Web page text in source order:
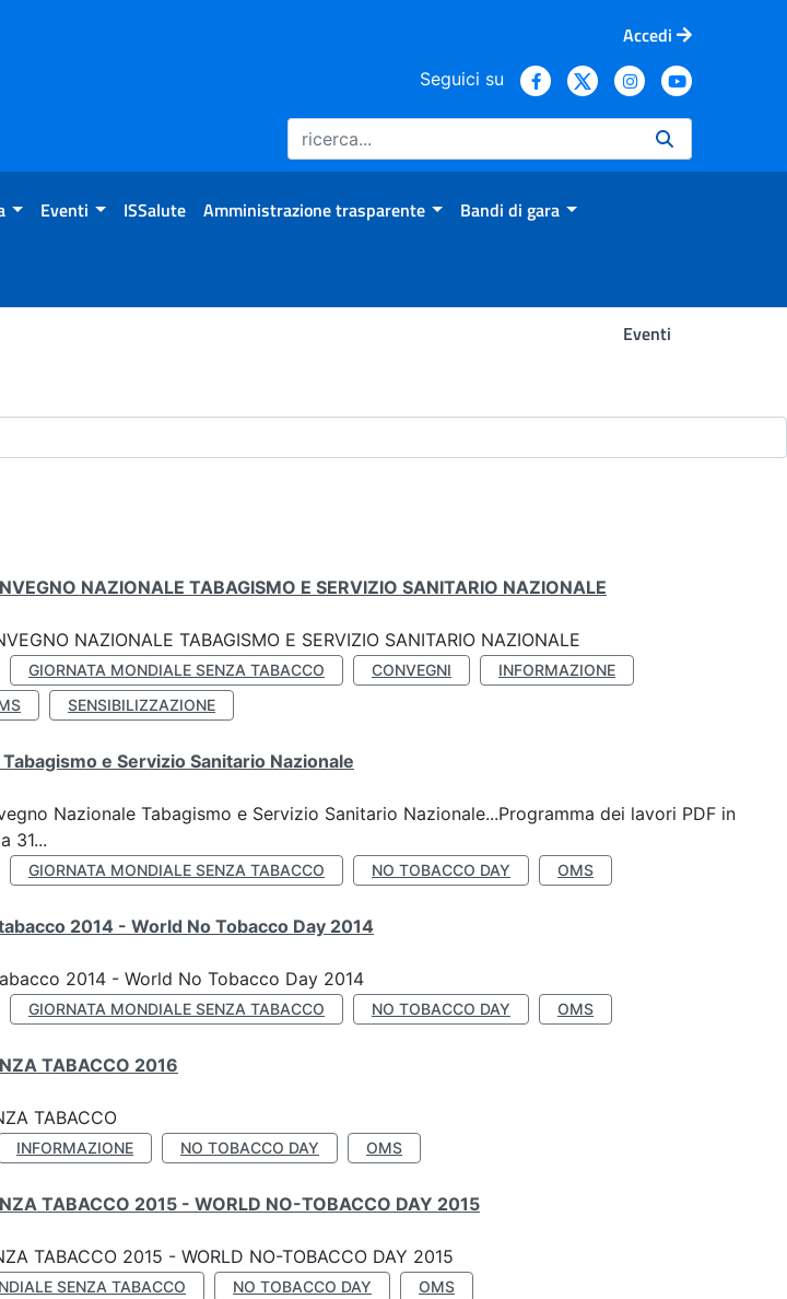
Accedi
Seguici su
Eventi ISSalute Amministrazione trasparente Bandi di gara
Eventi
NAZIONALE TABAGISMO E SERVIZIO SANITARIO NAZIONALE
NAZIONALE TABAGISMO E SERVIZIO SANITARIO NAZIONALE
GIORNATA MONDIALE SENZA TABACCO CONVEGNI
INFORMAZIONE
SENSIBILIZZAZIONE
e Servizio Sanitario Nazionale
Nazionale Tabagismo e Servizio Sanitario Nazionale...Programma dei lavori PDF in
31...
GIORNATA MONDIALE SENZA TABACCO NO TOBACCO DAY OMS
2014 - World No Tobacco Day 2014
2014 - World No Tobacco Day 2014
GIORNATA MONDIALE SENZA TABACCO NO TOBACCO DAY OMS
TABACCO 2016
TABACCO
INFORMAZIONE NO TOBACCO DAY OMS
TABACCO 2015 - WORLD NO-TOBACCO DAY 2015
TABACCO 2015 - WORLD NO-TOBACCO DAY 2015
SENZA TABACCO NO TOBACCO DAY OMS